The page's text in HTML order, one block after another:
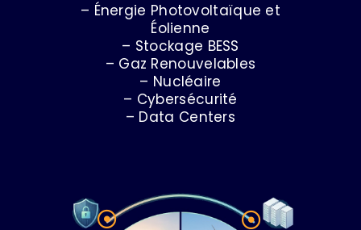
– Énergie Photovoltaïque et
Éolienne
– Stockage BESS
– Gaz Renouvelables
– Nucléaire
– Cybersécurité
– Data Centers

